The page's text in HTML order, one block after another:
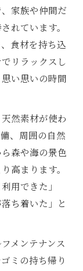
家族や仲間だ
れています。
食材を持ち込
リラックスし
い思いの時間
然素材が使わ
、周囲の自然
森や海の景色
高まります。
用できた」
ち着いた」と
メンテナンス
ミの持ち帰り